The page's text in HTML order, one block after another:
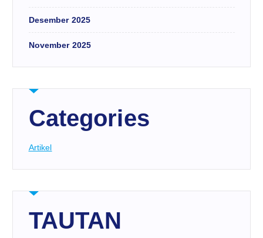
Desember 2025
November 2025
Categories
Artikel
TAUTAN